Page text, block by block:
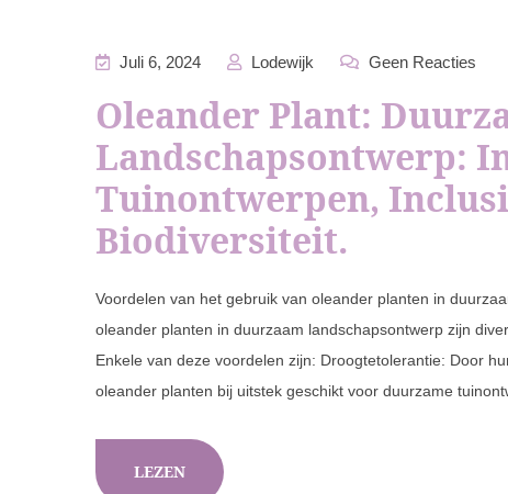
Juli 6, 2024 Lodewijk Geen Reacties
Oleander Plant:
Landschapsontwerp:
Tuinontwerpen,
Biodiversiteit.
Voordelen van het gebruik van oleander planten in
oleander planten in duurzaam landschapsontwerp zijn
Enkele van deze voordelen zijn: Droogtetolerantie: Door
oleander planten bij uitstek geschikt voor duurzame
LEZEN